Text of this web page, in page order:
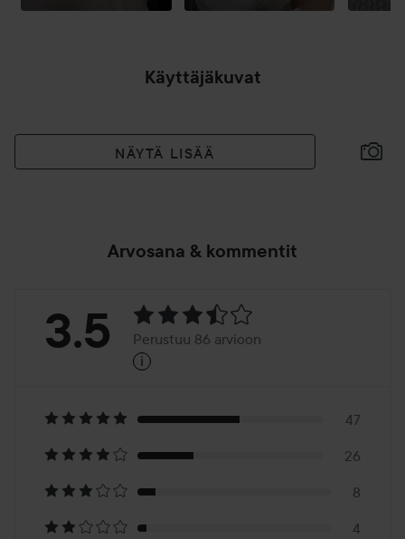
Anna huultesi loistaa ilosta jokaisella vedolla!
Käyttäjäkuvat
NÄYTÄ LISÄÄ
Arvosana & kommentit
Arvosana:
Perustuu
86
arvioon
3.5 Perustuu 86 arvioon
i
47
26
8
4